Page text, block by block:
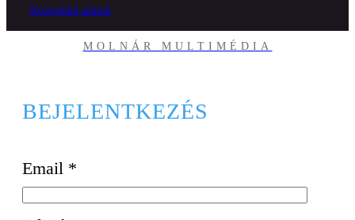
Közérdekű adatok
MOLNÁR MULTIMÉDIA
BEJELENTKEZÉS
Email *